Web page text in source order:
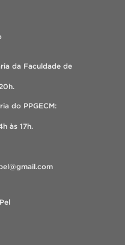
da Faculdade de
do PPGECM:
às 17h.